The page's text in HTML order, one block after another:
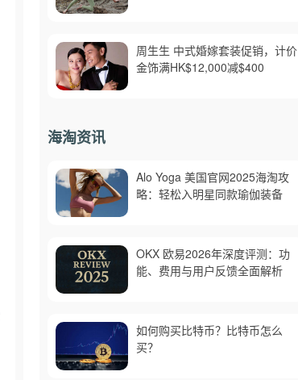
周生生 中式婚嫁套装促销，计价
金饰满HK$12,000减$400
海淘资讯
Alo Yoga 美国官网2025海淘攻
略：轻松入明星同款瑜伽装备
OKX 欧易2026年深度评测：功
能、费用与用户反馈全面解析
如何购买比特币？比特币怎么
买？